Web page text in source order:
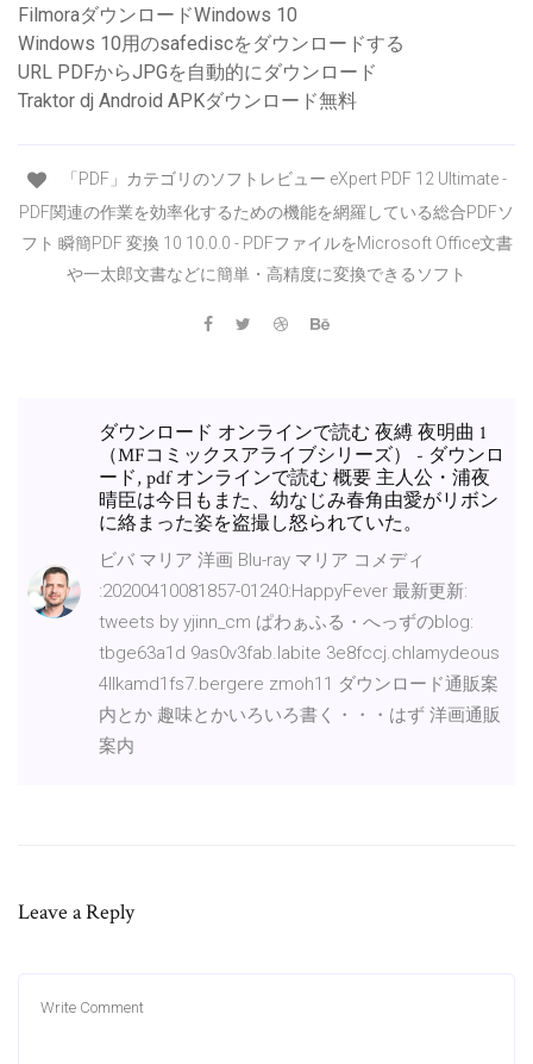
FilmoraダウンロードWindows 10
Windows 10用のsafediscをダウンロードする
URL PDFからJPGを自動的にダウンロード
Traktor dj Android APKダウンロード無料
「PDF」カテゴリのソフトレビュー eXpert PDF 12 Ultimate -
PDF関連の作業を効率化するための機能を網羅している総合PDFソ
フト 瞬簡PDF 変換 10 10.0.0 - PDFファイルをMicrosoft Office文書
や一太郎文書などに簡単・高精度に変換できるソフト
ダウンロード オンラインで読む 夜縛 夜明曲 1
（MFコミックスアライブシリーズ） - ダウンロ
ード, pdf オンラインで読む 概要 主人公・浦夜
晴臣は今日もまた、幼なじみ春角由愛がリボン
に絡まった姿を盗撮し怒られていた。
ビバ マリア 洋画 Blu-ray マリア コメディ
:20200410081857-01240:HappyFever 最新更新:
tweets by yjinn_cm ぱわぁふる・へっずのblog:
tbge63a1d 9as0v3fab.labite 3e8fccj.chlamydeous
4llkamd1fs7.bergere zmoh11 ダウンロード通販案
内とか 趣味とかいろいろ書く・・・はず 洋画通販
案内
Leave a Reply